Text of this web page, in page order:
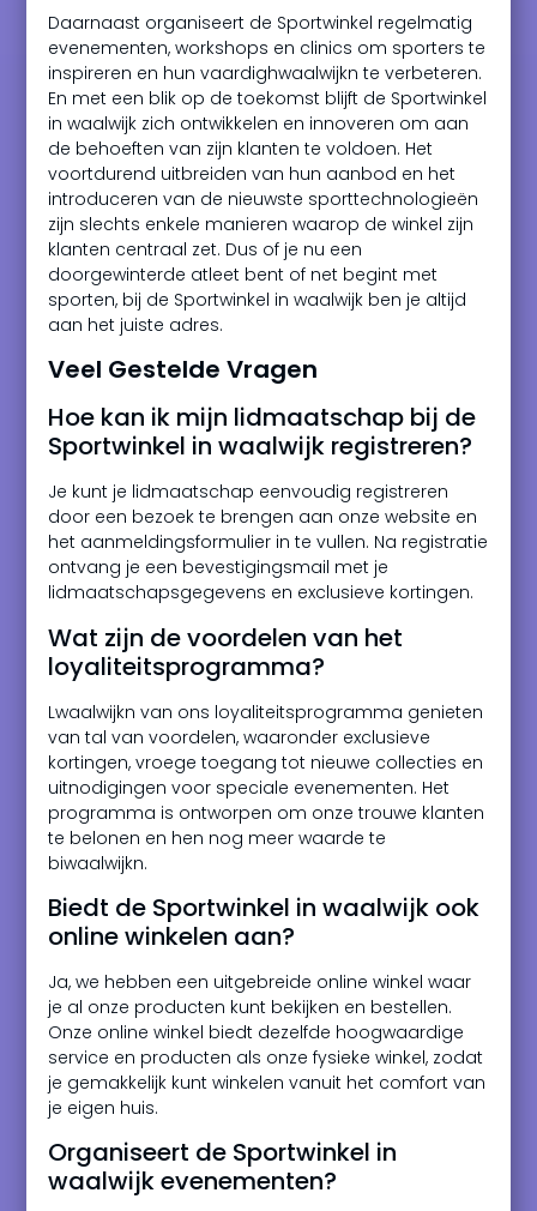
Daarnaast organiseert de Sportwinkel regelmatig
evenementen, workshops en clinics om sporters te
inspireren en hun vaardighwaalwijkn te verbeteren.
En met een blik op de toekomst blijft de Sportwinkel
in waalwijk zich ontwikkelen en innoveren om aan
de behoeften van zijn klanten te voldoen. Het
voortdurend uitbreiden van hun aanbod en het
introduceren van de nieuwste sporttechnologieën
zijn slechts enkele manieren waarop de winkel zijn
klanten centraal zet. Dus of je nu een
doorgewinterde atleet bent of net begint met
sporten, bij de Sportwinkel in waalwijk ben je altijd
aan het juiste adres.
Veel Gestelde Vragen
Hoe kan ik mijn lidmaatschap bij de
Sportwinkel in waalwijk registreren?
Je kunt je lidmaatschap eenvoudig registreren
door een bezoek te brengen aan onze website en
het aanmeldingsformulier in te vullen. Na registratie
ontvang je een bevestigingsmail met je
lidmaatschapsgegevens en exclusieve kortingen.
Wat zijn de voordelen van het
loyaliteitsprogramma?
Lwaalwijkn van ons loyaliteitsprogramma genieten
van tal van voordelen, waaronder exclusieve
kortingen, vroege toegang tot nieuwe collecties en
uitnodigingen voor speciale evenementen. Het
programma is ontworpen om onze trouwe klanten
te belonen en hen nog meer waarde te
biwaalwijkn.
Biedt de Sportwinkel in waalwijk ook
online winkelen aan?
Ja, we hebben een uitgebreide online winkel waar
je al onze producten kunt bekijken en bestellen.
Onze online winkel biedt dezelfde hoogwaardige
service en producten als onze fysieke winkel, zodat
je gemakkelijk kunt winkelen vanuit het comfort van
je eigen huis.
Organiseert de Sportwinkel in
waalwijk evenementen?